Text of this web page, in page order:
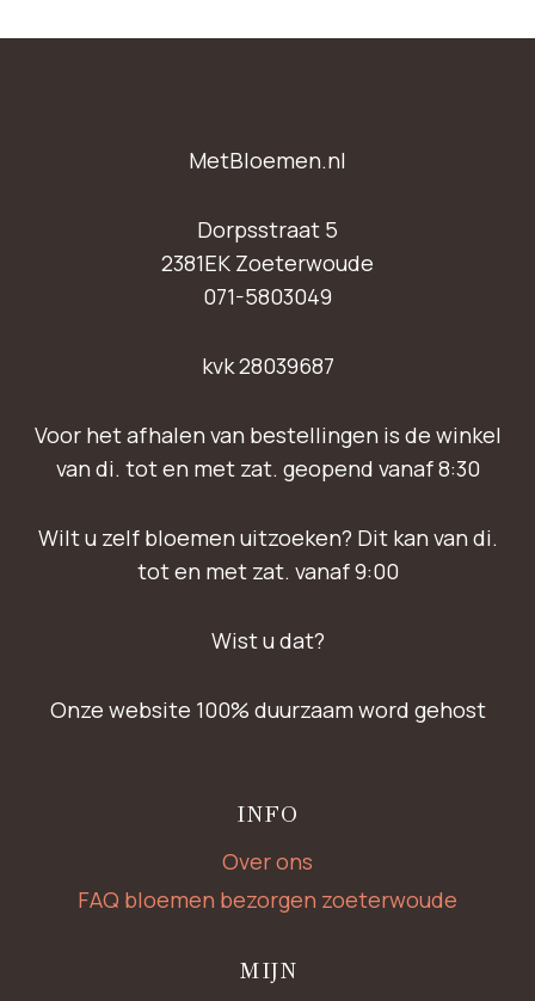
MetBloemen.nl
Dorpsstraat 5
2381EK Zoeterwoude
071-5803049
kvk 28039687
Voor het afhalen van bestellingen is de winkel
van di. tot en met zat. geopend vanaf 8:30
Wilt u zelf bloemen uitzoeken? Dit kan van di.
tot en met zat. vanaf 9:00
Wist u dat?
Onze website 100% duurzaam word gehost
INFO
Over ons
FAQ bloemen bezorgen zoeterwoude
MIJN